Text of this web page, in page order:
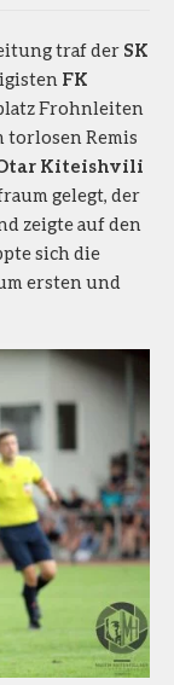
traf der SK
FK
Frohnleiten
torlosen Remis
Kiteishvili
gelegt, der
zeigte auf den
sich die
ersten und